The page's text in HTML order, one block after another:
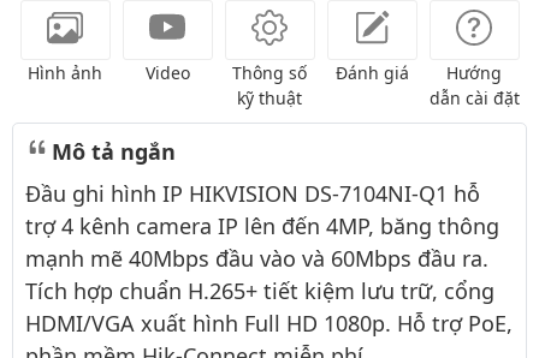
Hình ảnh Video
Thông số
kỹ thuật
Đánh giá
Hướng
dẫn cài đặt
Mô tả ngắn
Đầu ghi hình IP HIKVISION DS-7104NI-Q1 hỗ
trợ 4 kênh camera IP lên đến 4MP, băng thông
mạnh mẽ 40Mbps đầu vào và 60Mbps đầu ra.
Tích hợp chuẩn H.265+ tiết kiệm lưu trữ, cổng
HDMI/VGA xuất hình Full HD 1080p. Hỗ trợ PoE,